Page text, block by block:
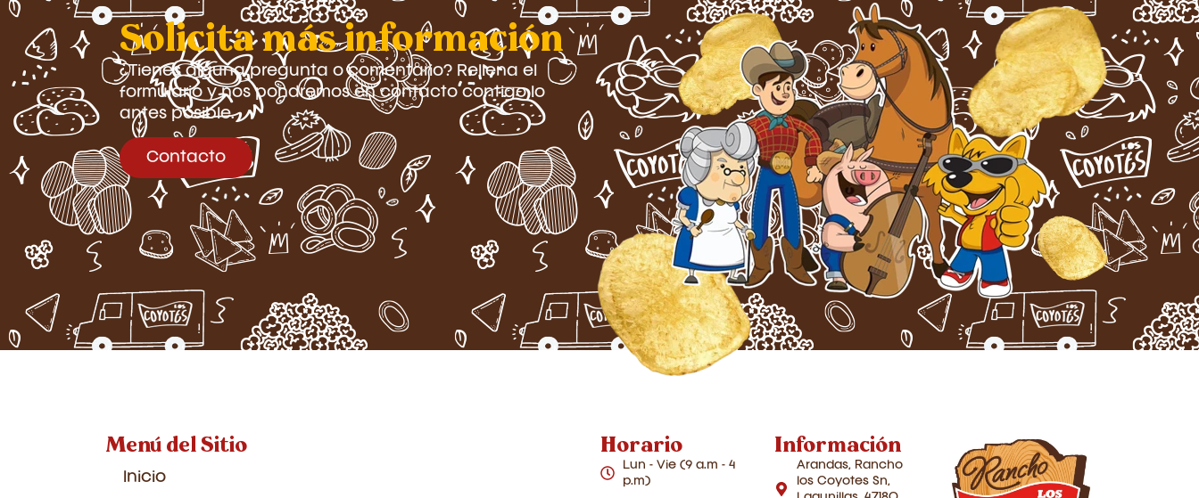
Solicita más información
¿Tienes alguna pregunta o comentario? Rellena el
formulario y nos pondremos en contacto contigo lo
antes posible.
Contacto
Menú del Sitio
Inicio
Horario
Lun - Vie (9 a.m - 4
p.m)
Información
Arandas, Rancho
los Coyotes Sn,